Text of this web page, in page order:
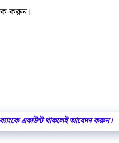
করুন।
একাউন্ট থাকলেই আবেদন করুন।